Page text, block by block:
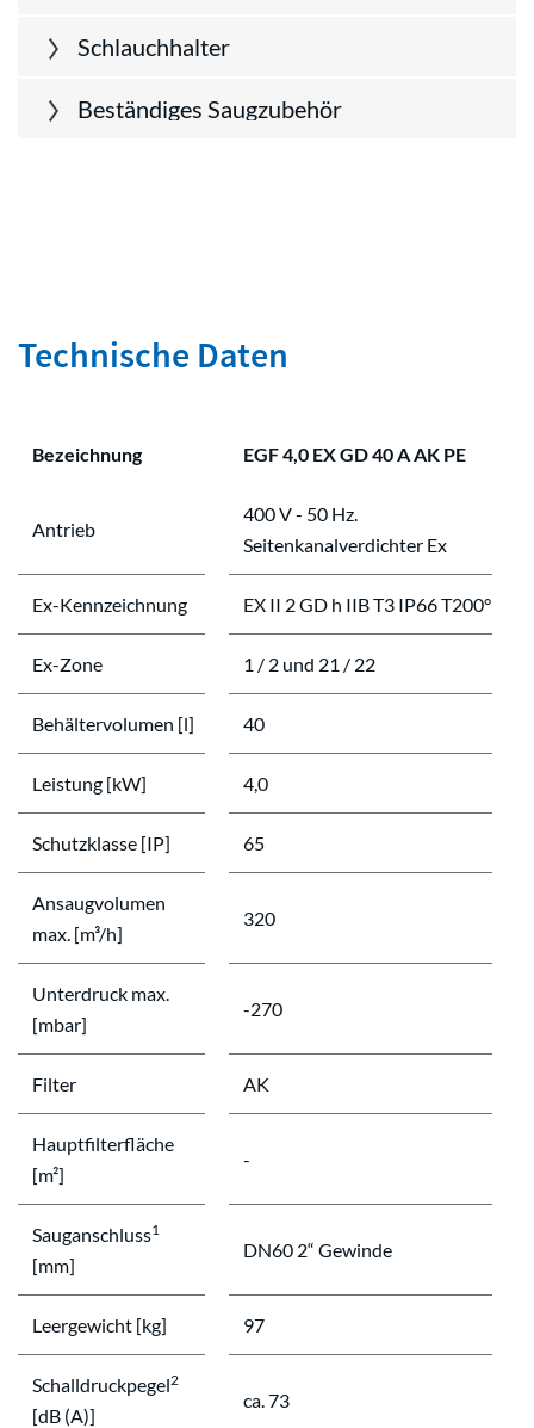
Schlauchhalter
Beständiges Saugzubehör
Technische Daten
Bezeichnung EGF 4,0 EX GD 40 A AK PE
Antrieb
400 V - 50 Hz.
Seitenkanalverdichter Ex
Ex-Kennzeichnung EX II 2 GD h IIB T3 IP66 T200°
Ex-Zone 1 / 2 und 21 / 22
Behältervolumen [l] 40
Leistung [kW] 4,0
Schutzklasse [IP] 65
Ansaugvolumen
max. [m³/h]
320
Unterdruck max.
[mbar]
-270
Filter AK
Hauptfilterfläche
[m²]
-
Sauganschluss1
[mm]
DN60 2“ Gewinde
Leergewicht [kg] 97
Schalldruckpegel2
[dB (A)]
ca. 73